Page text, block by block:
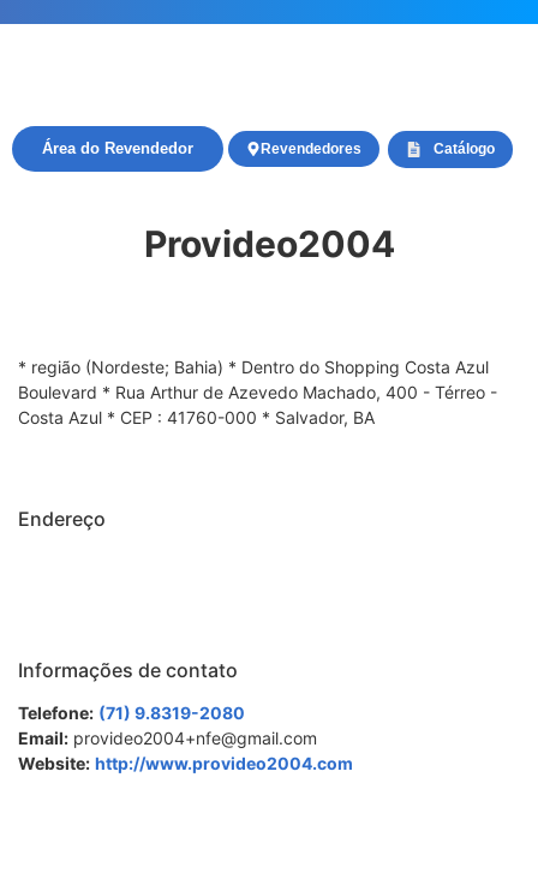
Catálogo
Revendedores
Área do Revendedor
Provideo2004
* região (Nordeste; Bahia) * Dentro do Shopping Costa Azul
Boulevard * Rua Arthur de Azevedo Machado, 400 - Térreo -
Costa Azul * CEP : 41760-000 * Salvador, BA
Endereço
Informações de contato
Telefone: (71) 9.8319-2080
Email: provideo2004+nfe@gmail.com
Website: http://www.provideo2004.com